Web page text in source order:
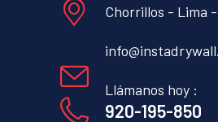
Chorrillos - Lima
Llámanos hoy :
920-195-850